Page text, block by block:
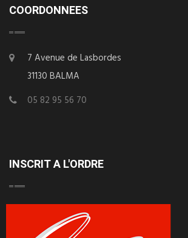
COORDONNEES
7 Avenue de Lasbordes
31130 BALMA
05 82 95 56 70
INSCRIT A L'ORDRE